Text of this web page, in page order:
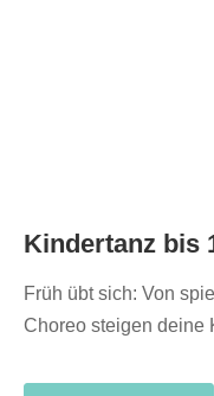
Kindertanz bis
Früh übt sich: Von
Choreo steigen deine